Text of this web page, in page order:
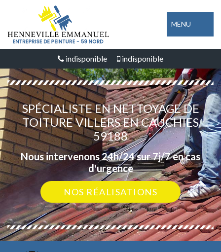
MENU
indisponible indisponible
SPÉCIALISTE EN NETTOYAGE DE
TOITURE VILLERS EN CAUCHIES
59188
Nous intervenons 24h/24 sur 7j/7 en cas
d'urgence
NOS RÉALISATIONS